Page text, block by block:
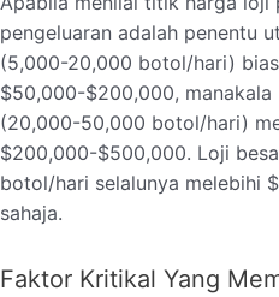
pengeluaran adalah penentu
(5,000-20,000 botol/hari)
$50,000-$200,000, manakala
(20,000-50,000 botol/hari)
$200,000-$500,000. Loji
botol/hari selalunya melebihi
sahaja.
Faktor Kritikal Yang